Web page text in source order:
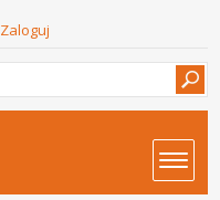
Zaloguj